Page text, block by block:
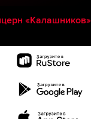
«Калашников»